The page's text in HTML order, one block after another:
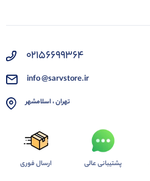
02156699364
info @sarvstore.ir
تهران ، اسلامشهر
پشتیبانی عالی ارسال فوری